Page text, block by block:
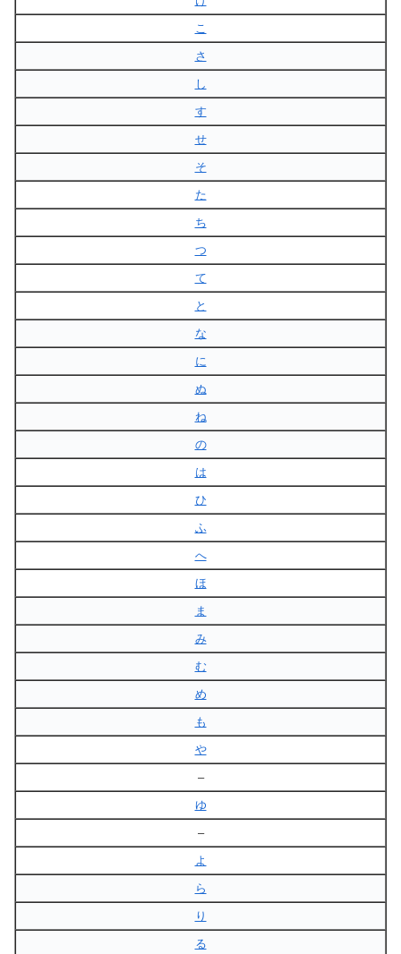
こ
さ
し
す
せ
そ
た
ち
つ
て
と
な
に
ぬ
ね
の
は
ひ
ふ
へ
ほ
ま
み
む
め
も
や
–
ゆ
–
よ
ら
り
る